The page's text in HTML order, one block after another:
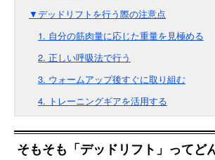
▼デッドリフトを行う際の注意点
1. 自分の筋肉量に応じた重量を見極める
2. 正しい呼吸法で行う
3. ウォームアップ後すぐに取り組む
4. トレーニングギアを活用する
そもそも「デッドリフト」ってど